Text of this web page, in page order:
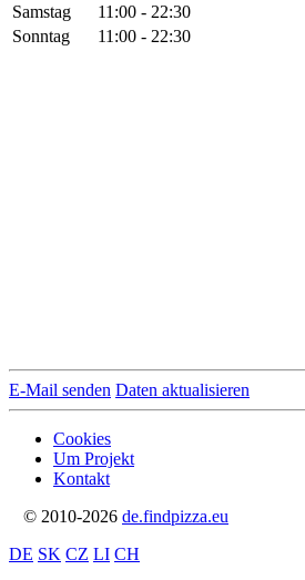
Samstag
11:00 - 22:30
Sonntag
11:00 - 22:30
E-Mail senden Daten aktualisieren
Cookies
Um Projekt
Kontakt
© 2010-2026 de.findpizza.eu
DE SK CZ LI CH